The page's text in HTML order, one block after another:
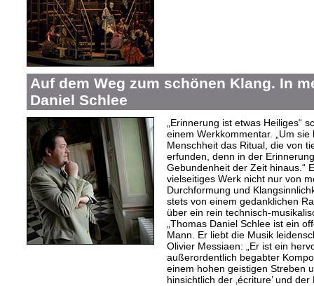
Auf dem Weg zum schönen Klang. In
Daniel Schlee
„Erinnerung ist etwas Heiliges“
einem Werkkommentar. „Um
Menschheit das Ritual, die von
erfunden, denn in der
Gebundenheit der Zeit hinaus.“
vielseitiges Werk nicht nur von
Durchformung und
stets von einem gedanklichen
über ein rein technisch-
„Thomas Daniel Schlee ist ein
Mann. Er liebt die Musik
Olivier Messiaen: „Er ist ein
außerordentlich begabter
einem hohen geistigen Streben
hinsichtlich der ‚écriture’ und der